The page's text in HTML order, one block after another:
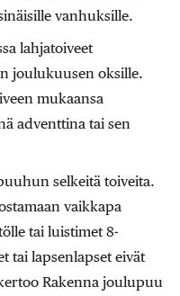
vanhuksille.
lahjatoiveet
joulukuusen oksille.
mukaansa
adventtina tai sen
selkeitä toiveita.
vaikkapa
tai luistimet 8-
tai lapsenlapset eivät
Rakenna joulupuu